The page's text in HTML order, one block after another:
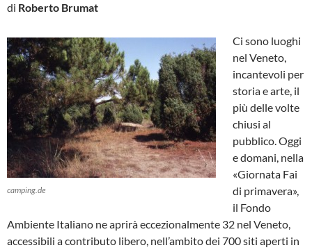
di Roberto Brumat
camping.de
Ci sono luoghi
nel Veneto,
incantevoli per
storia e arte, il
più delle volte
chiusi al
pubblico. Oggi
e domani, nella
«Giornata Fai
di primavera»,
il Fondo
Ambiente Italiano ne aprirà eccezionalmente 32 nel Veneto,
accessibili a contributo libero, nell’ambito dei 700 siti aperti in